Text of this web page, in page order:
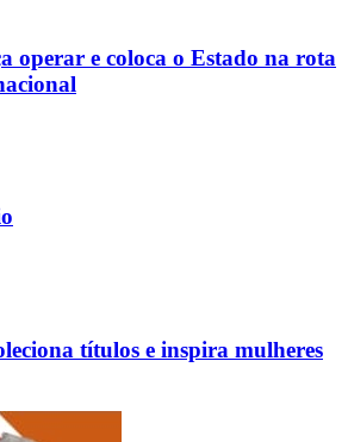
operar e coloca o Estado na rota
títulos e inspira mulheres